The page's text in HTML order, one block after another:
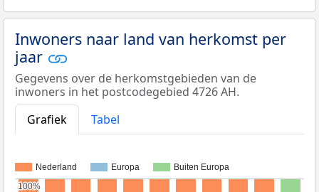
Inwoners naar land van herkomst per
jaar
Gegevens over de herkomstgebieden van de
inwoners in het postcodegebied 4726 AH.
Grafiek
Tabel
Nederland Europa Buiten Europa
100%
100%